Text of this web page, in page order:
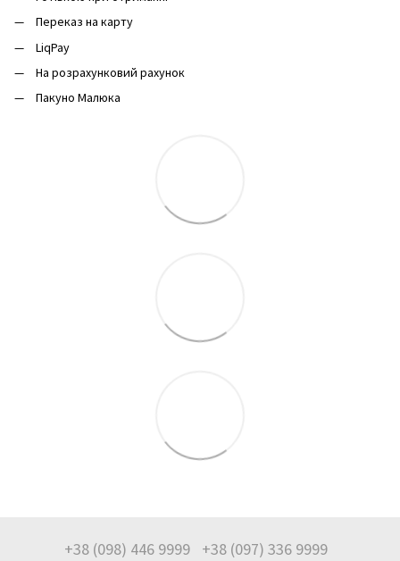
Переказ на карту
LiqPay
На розрахунковий рахунок
Пакуно Малюка
+38 (098) 446 9999 +38 (097) 336 9999